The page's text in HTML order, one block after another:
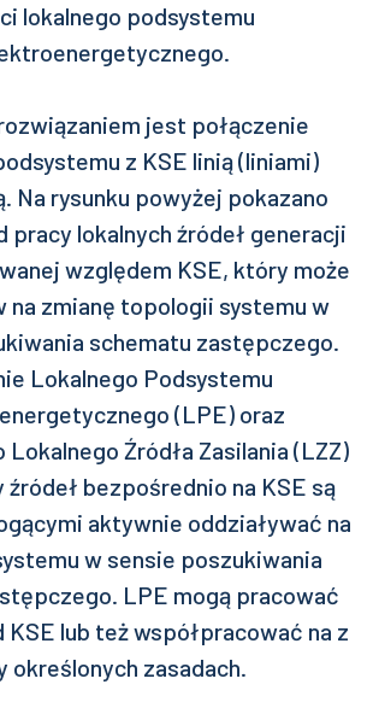
lokalnego podsystemu
jest połączenie
z KSE linią (liniami)
Na rysunku powyżej pokazano
pracy lokalnych źródeł generacji
względem KSE, który może
na zmianę topologii systemu w
schematu zastępczego.
Lokalnego Podsystemu
(LPE) oraz
Źródła Zasilania (LZZ)
źródeł bezpośrednio na KSE są
aktywnie oddziaływać na
w sensie poszukiwania
LPE mogą pracować
KSE lub też współpracować na z
określonych zasadach.